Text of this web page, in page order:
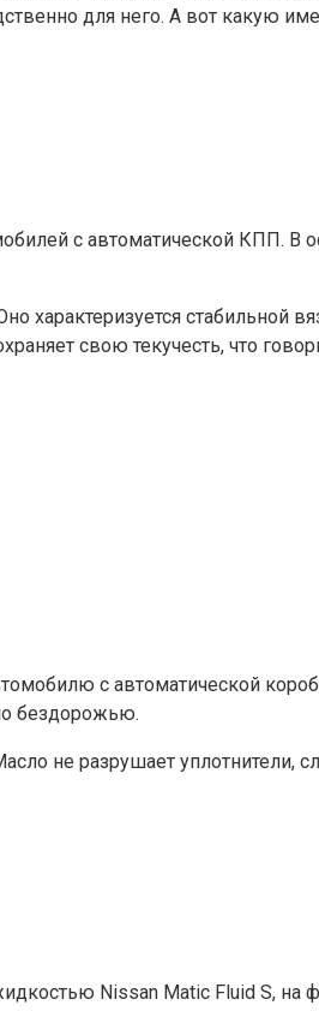
для него. А вот какую
с автоматической КПП. В
стабильной
свою текучесть, что
с автоматической
бездорожью.
не разрушает уплотнители,
Nissan Matic Fluid S,